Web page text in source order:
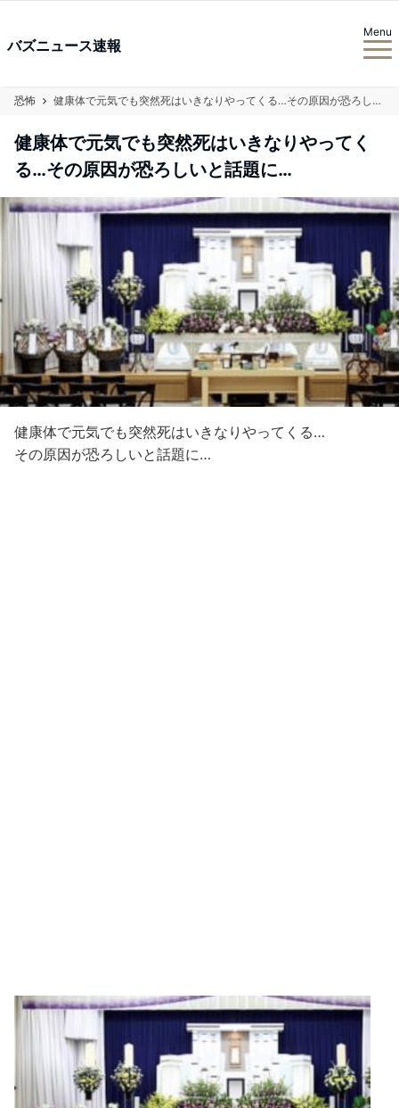
バズニュース速報
Menu
恐怖 健康体で元気でも突然死はいきなりやってくる…その原因が恐ろしいと話題に…
健康体で元気でも突然死はいきなりやってく
る…その原因が恐ろしいと話題に…
健康体で元気でも突然死はいきなりやってくる…
その原因が恐ろしいと話題に…